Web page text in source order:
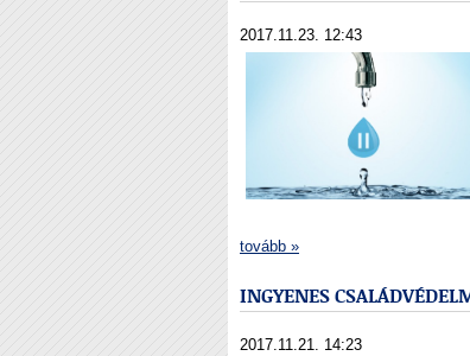
2017.11.23. 12:43
tovább »
INGYENES
2017.11.21. 14:23